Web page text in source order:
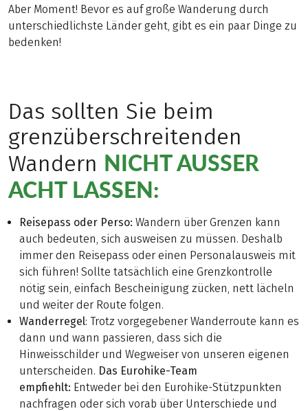
Aber Moment! Bevor es auf große Wanderung durch
unterschiedlichste Länder geht, gibt es ein paar Dinge zu
bedenken!
Das sollten Sie beim
grenzüberschreitenden
Wandern NICHT AUSSER A
CHT LASSEN:
Reisepass oder Perso: Wandern über Grenzen kann
auch bedeuten, sich ausweisen zu müssen. Deshalb
immer den Reisepass oder einen Personalausweis mit
sich führen! Sollte tatsächlich eine Grenzkontrolle
nötig sein, einfach Bescheinigung zücken, nett lächeln
und weiter der Route folgen.
Wanderregel: Trotz vorgegebener Wanderroute kann es
dann und wann passieren, dass sich die
Hinweisschilder und Wegweiser von unseren eigenen
unterscheiden. Das Eurohike-Team
empfiehlt: Entweder bei den Eurohike-Stützpunkten
nachfragen oder sich vorab über Unterschiede und